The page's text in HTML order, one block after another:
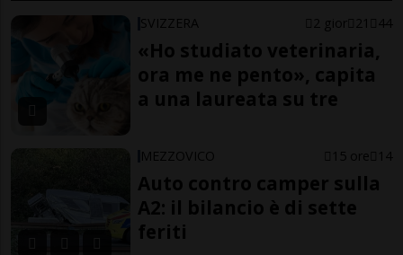
SVIZZERA 2 gior 21 44
«Ho studiato veterinaria,
ora me ne pento», capita
a una laureata su tre
MEZZOVICO 15 ore 14
Auto contro camper sulla
A2: il bilancio è di sette
feriti